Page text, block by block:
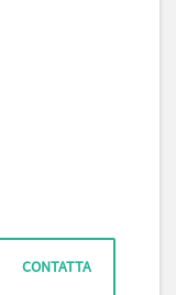
CONTATTA